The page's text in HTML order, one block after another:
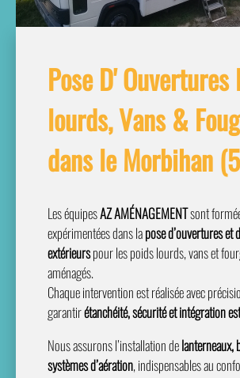
Pose D' Ouvertures
lourds, Vans &
dans le Morbihan
Les équipesAZ AMÉNAGEMENTsont
expérimentées dans lapose d’ouvertures et
extérieurspour les poids lourds, vans et
aménagés.
Chaque intervention est réalisée avec
garantirétanchéité, sécurité et intégration
Nous assurons l’installation delanterneaux,
systèmes d’aération, indispensables au